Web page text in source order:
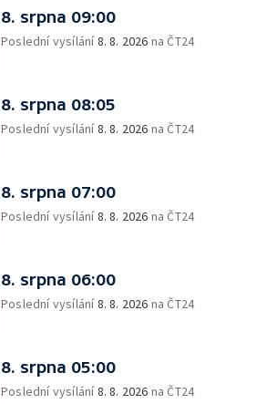
8. srpna 09:00
Poslední vysílání8. 8. 2026 na ČT24
8. srpna 08:05
Poslední vysílání8. 8. 2026 na ČT24
8. srpna 07:00
Poslední vysílání8. 8. 2026 na ČT24
8. srpna 06:00
Poslední vysílání8. 8. 2026 na ČT24
8. srpna 05:00
Poslední vysílání8. 8. 2026 na ČT24